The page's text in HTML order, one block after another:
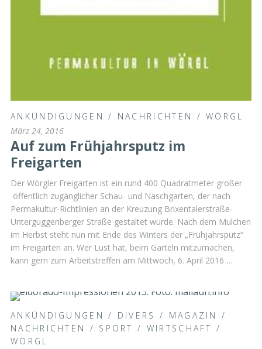
ANKÜNDIGUNGEN / NACHRICHTEN /WÖRGL
März 24, 2016
Auf zum Frühjahrsputz im
Freigarten
Der Wörgler Freigarten ist ein rund 400 Quadratmeter großer
öffentlich zugänglicher Schau- und Naschgarten, der nach
Permakultur-Richtlinien an der Kreuzung Brixentalerstraße-
Unterguggenberger Straße gestaltet wurde. Nach dem Mulchen
im Herbst steht nun mit Ende des Winters der „Frühjahrsputz“
im Freigarten an. Wer Lust hat, beim Garteln mitzumachen,
kann gern zum Arbeitstreffen am Mittwoch, 6. April 2016 …
ANKÜNDIGUNGEN / DIVERS / MAGAZIN
/
NACHRICHTEN
/ SPORT / WIRTSCHAFT /
WÖRGL